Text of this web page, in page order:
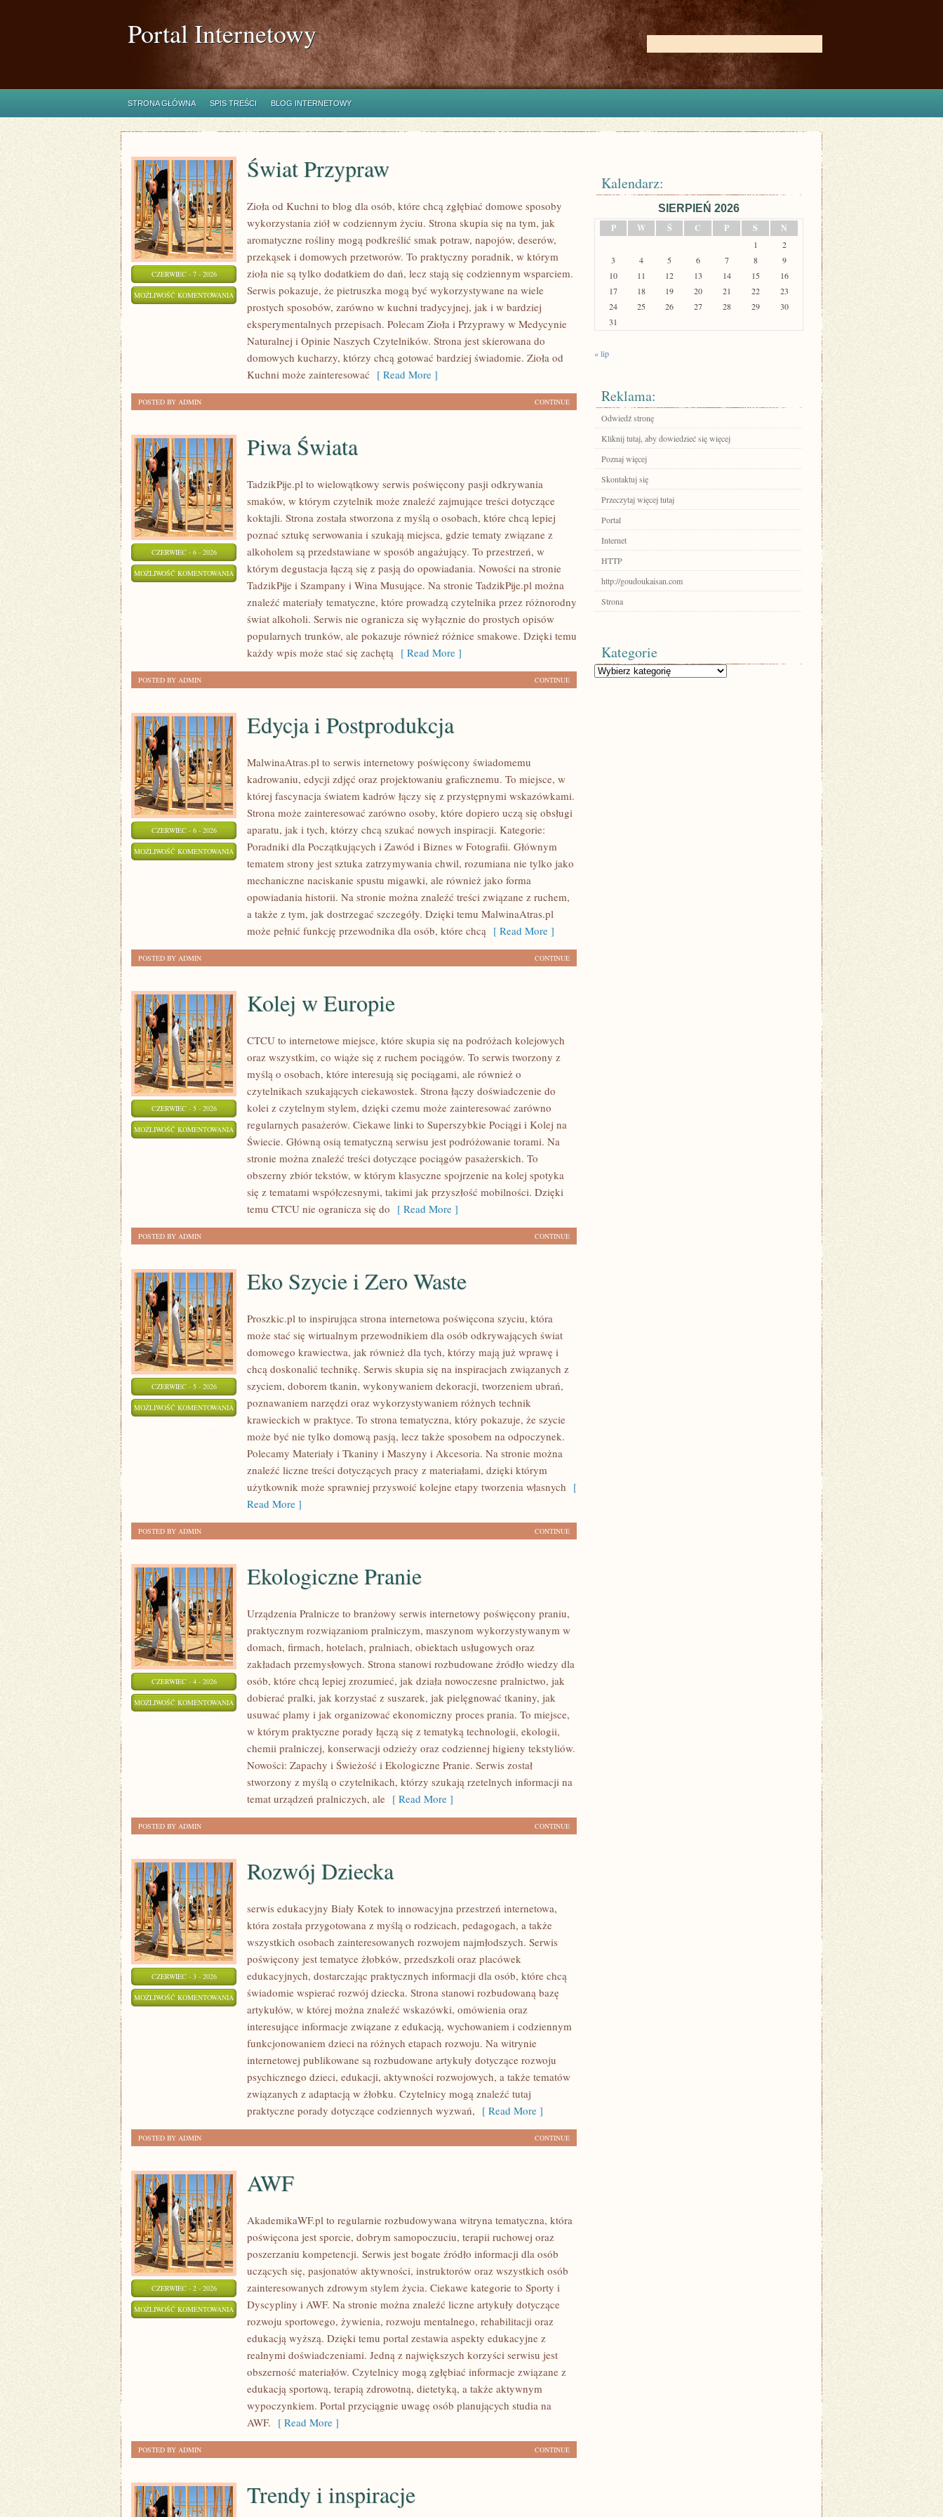
Portal Internetowy
STRONA GŁÓWNA SPIS TREŚCI BLOG INTERNETOWY
CZERWIEC - 7 - 2026
MOŻLIWOŚĆ KOMENTOWANIA ŚWIAT
PRZYPRAW
Świat Przypraw
Zioła od Kuchni to blog dla osób, które chcą zgłębiać domowe sposoby
wykorzystania ziół w codziennym życiu. Strona skupia się na tym, jak
aromatyczne rośliny mogą podkreślić smak potraw, napojów, deserów,
przekąsek i domowych przetworów. To praktyczny poradnik, w którym
zioła nie są tylko dodatkiem do dań, lecz stają się codziennym wsparciem.
Serwis pokazuje, że pietruszka mogą być wykorzystywane na wiele
prostych sposobów, zarówno w kuchni tradycyjnej, jak i w bardziej
eksperymentalnych przepisach. Polecam Zioła i Przyprawy w Medycynie
Naturalnej i Opinie Naszych Czytelników. Strona jest skierowana do
domowych kucharzy, którzy chcą gotować bardziej świadomie. Zioła od
Kuchni może zainteresować [ Read More ]
CONTINUE
POSTED BY ADMIN
CZERWIEC - 6 - 2026
MOŻLIWOŚĆ KOMENTOWANIA PIWA
ŚWIATA
Piwa Świata
TadzikPije.pl to wielowątkowy serwis poświęcony pasji odkrywania
smaków, w którym czytelnik może znaleźć zajmujące treści dotyczące
koktajli. Strona została stworzona z myślą o osobach, które chcą lepiej
poznać sztukę serwowania i szukają miejsca, gdzie tematy związane z
alkoholem są przedstawiane w sposób angażujący. To przestrzeń, w
którym degustacja łączą się z pasją do opowiadania. Nowości na stronie
TadzikPije i Szampany i Wina Musujące. Na stronie TadzikPije.pl można
znaleźć materiały tematyczne, które prowadzą czytelnika przez różnorodny
świat alkoholi. Serwis nie ogranicza się wyłącznie do prostych opisów
popularnych trunków, ale pokazuje również różnice smakowe. Dzięki temu
każdy wpis może stać się zachętą [ Read More ]
CONTINUE
POSTED BY ADMIN
CZERWIEC - 6 - 2026
MOŻLIWOŚĆ KOMENTOWANIA EDYCJA
POSTPRODUKCJA
Edycja i Postprodukcja
MalwinaAtras.pl to serwis internetowy poświęcony świadomemu
kadrowaniu, edycji zdjęć oraz projektowaniu graficznemu. To miejsce, w
której fascynacja światem kadrów łączy się z przystępnymi wskazówkami.
Strona może zainteresować zarówno osoby, które dopiero uczą się obsługi
aparatu, jak i tych, którzy chcą szukać nowych inspiracji. Kategorie:
Poradniki dla Początkujących i Zawód i Biznes w Fotografii. Głównym
tematem strony jest sztuka zatrzymywania chwil, rozumiana nie tylko jako
mechaniczne naciskanie spustu migawki, ale również jako forma
opowiadania historii. Na stronie można znaleźć treści związane z ruchem,
a także z tym, jak dostrzegać szczegóły. Dzięki temu MalwinaAtras.pl
może pełnić funkcję przewodnika dla osób, które chcą [ Read More ]
CONTINUE
POSTED BY ADMIN
CZERWIEC - 5 - 2026
MOŻLIWOŚĆ KOMENTOWANIA KOLEJ
EUROPIE
Kolej w Europie
CTCU to internetowe miejsce, które skupia się na podróżach kolejowych
oraz wszystkim, co wiąże się z ruchem pociągów. To serwis tworzony z
myślą o osobach, które interesują się pociągami, ale również o
czytelnikach szukających ciekawostek. Strona łączy doświadczenie do
kolei z czytelnym stylem, dzięki czemu może zainteresować zarówno
regularnych pasażerów. Ciekawe linki to Superszybkie Pociągi i Kolej na
Świecie. Główną osią tematyczną serwisu jest podróżowanie torami. Na
stronie można znaleźć treści dotyczące pociągów pasażerskich. To
obszerny zbiór tekstów, w którym klasyczne spojrzenie na kolej spotyka
się z tematami współczesnymi, takimi jak przyszłość mobilności. Dzięki
temu CTCU nie ogranicza się do [ Read More ]
CONTINUE
POSTED BY ADMIN
CZERWIEC - 5 - 2026
MOŻLIWOŚĆ KOMENTOWANIA
SZYCIE
ZERO
WASTE
Eko Szycie i Zero Waste
Proszkic.pl to inspirująca strona internetowa poświęcona szyciu, która
może stać się wirtualnym przewodnikiem dla osób odkrywających świat
domowego krawiectwa, jak również dla tych, którzy mają już wprawę i
chcą doskonalić technikę. Serwis skupia się na inspiracjach związanych z
szyciem, doborem tkanin, wykonywaniem dekoracji, tworzeniem ubrań,
poznawaniem narzędzi oraz wykorzystywaniem różnych technik
krawieckich w praktyce. To strona tematyczna, który pokazuje, że szycie
może być nie tylko domową pasją, lecz także sposobem na odpoczynek.
Polecamy Materiały i Tkaniny i Maszyny i Akcesoria. Na stronie można
znaleźć liczne treści dotyczących pracy z materiałami, dzięki którym
użytkownik może sprawniej przyswoić kolejne etapy tworzenia własnych [
Read More ]
CONTINUE
POSTED BY ADMIN
CZERWIEC - 4 - 2026
MOŻLIWOŚĆ KOMENTOWANIA EKOLOGICZNE
PRANIE
Ekologiczne Pranie
Urządzenia Pralnicze to branżowy serwis internetowy poświęcony praniu,
praktycznym rozwiązaniom pralniczym, maszynom wykorzystywanym w
domach, firmach, hotelach, pralniach, obiektach usługowych oraz
zakładach przemysłowych. Strona stanowi rozbudowane źródło wiedzy dla
osób, które chcą lepiej zrozumieć, jak działa nowoczesne pralnictwo, jak
dobierać pralki, jak korzystać z suszarek, jak pielęgnować tkaniny, jak
usuwać plamy i jak organizować ekonomiczny proces prania. To miejsce,
w którym praktyczne porady łączą się z tematyką technologii, ekologii,
chemii pralniczej, konserwacji odzieży oraz codziennej higieny tekstyliów.
Nowości: Zapachy i Świeżość i Ekologiczne Pranie. Serwis został
stworzony z myślą o czytelnikach, którzy szukają rzetelnych informacji na
temat urządzeń pralniczych, ale [ Read More ]
CONTINUE
POSTED BY ADMIN
CZERWIEC - 3 - 2026
MOŻLIWOŚĆ KOMENTOWANIA ROZWÓJ
DZIECKA
Rozwój Dziecka
serwis edukacyjny Biały Kotek to innowacyjna przestrzeń internetowa,
która została przygotowana z myślą o rodzicach, pedagogach, a także
wszystkich osobach zainteresowanych rozwojem najmłodszych. Serwis
poświęcony jest tematyce żłobków, przedszkoli oraz placówek
edukacyjnych, dostarczając praktycznych informacji dla osób, które chcą
świadomie wspierać rozwój dziecka. Strona stanowi rozbudowaną bazę
artykułów, w której można znaleźć wskazówki, omówienia oraz
interesujące informacje związane z edukacją, wychowaniem i codziennym
funkcjonowaniem dzieci na różnych etapach rozwoju. Na witrynie
internetowej publikowane są rozbudowane artykuły dotyczące rozwoju
psychicznego dzieci, edukacji, aktywności rozwojowych, a także tematów
związanych z adaptacją w żłobku. Czytelnicy mogą znaleźć tutaj
praktyczne porady dotyczące codziennych wyzwań, [ Read More ]
CONTINUE
POSTED BY ADMIN
CZERWIEC - 2 - 2026
MOŻLIWOŚĆ KOMENTOWANIA AWF
AWF
AkademikaWF.pl to regularnie rozbudowywana witryna tematyczna, która
poświęcona jest sporcie, dobrym samopoczuciu, terapii ruchowej oraz
poszerzaniu kompetencji. Serwis jest bogate źródło informacji dla osób
uczących się, pasjonatów aktywności, instruktorów oraz wszystkich osób
zainteresowanych zdrowym stylem życia. Ciekawe kategorie to Sporty i
Dyscypliny i AWF. Na stronie można znaleźć liczne artykuły dotyczące
rozwoju sportowego, żywienia, rozwoju mentalnego, rehabilitacji oraz
edukacją wyższą. Dzięki temu portal zestawia aspekty edukacyjne z
realnymi doświadczeniami. Jedną z największych korzyści serwisu jest
obszerność materiałów. Czytelnicy mogą zgłębiać informacje związane z
edukacją sportową, terapią zdrowotną, dietetyką, a także aktywnym
wypoczynkiem. Portal przyciągnie uwagę osób planujących studia na
AWF. [ Read More ]
CONTINUE
POSTED BY ADMIN
Trendy i inspiracje
Kalendarz:
SIERPIEŃ 2026
P
W Ś C P S N
1
2
3
4 5 6 7 8
9
10
11 12 13 14 15
16
17
18 19 20 21 22
23
24
25 26 27 28 29
30
31
« lip
Reklama:
Odwiedź stronę
Kliknij tutaj, aby dowiedzieć się więcej
Poznaj więcej
Skontaktuj się
Przeczytaj więcej tutaj
Portal
Internet
HTTP
http://goudoukaisan.com
Strona
Kategorie
Kategorie